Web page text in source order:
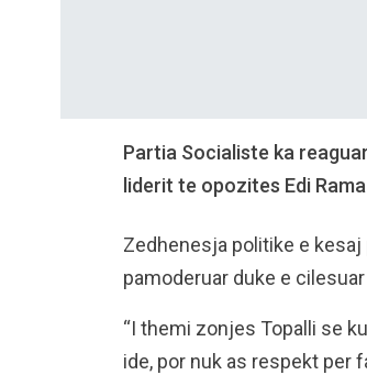
Partia Socialiste ka
liderit te opozites Edi
Zedhenesja politike e
pamoderuar duke e
“I themi zonjes Topalli se
ide, por nuk as respekt per